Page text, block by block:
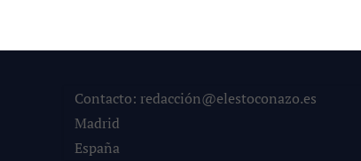
Contacto: redacción@elestoconazo.es
Madrid
España